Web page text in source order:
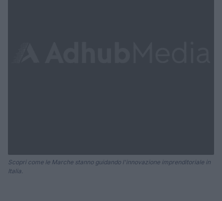
Scopri come le Marche stanno guidando l'innovazione imprenditoriale in
Italia.